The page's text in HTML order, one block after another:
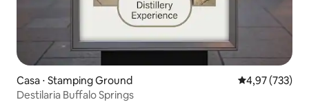
Casa ⋅ Stamping Ground 4,97 de uma
4,97 (733)
Destilaria Buffalo Springs